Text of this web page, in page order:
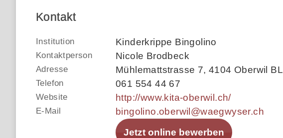
Kontakt
Institution Kinderkrippe Bingolino
Kontaktperson Nicole Brodbeck
Adresse Mühlemattstrasse 7,4104 Oberwil BL
Telefon 061 554 44 67
Website http://www.kita-oberwil.ch/
E-Mail
bingolino.oberwil@waegwyser.ch
Jetzt online bewerben